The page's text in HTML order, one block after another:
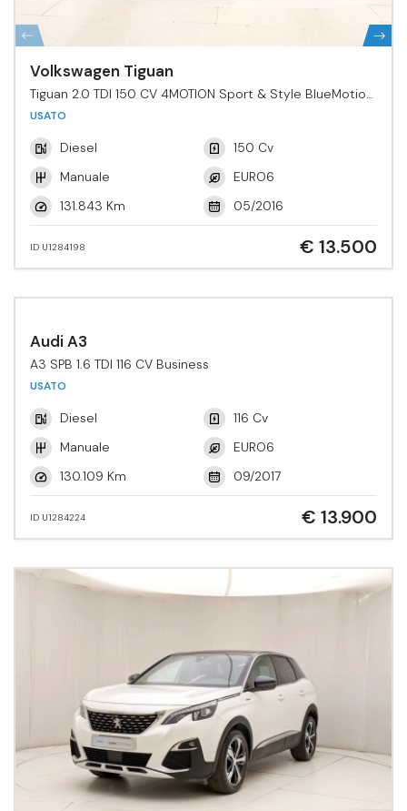
Volkswagen Tiguan
Tiguan 2.0 TDI 150 CV 4MOTION Sport & Style BlueMotion
Tech.
USATO
Diesel
150 Cv
Manuale
EURO6
131.843 Km
05/2016
ID U1284198 € 13.500
Audi A3
A3 SPB 1.6 TDI 116 CV Business
USATO
Diesel
116 Cv
Manuale
EURO6
130.109 Km
09/2017
ID U1284224 € 13.900